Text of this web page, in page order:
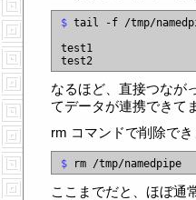
$ tail -f /tmp/
test1
なるほど、直接つなが
てデータが連携できて
rm コマンドで削除でき
$
ここまでだと、ほぼ通